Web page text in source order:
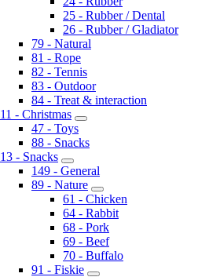
25 - Rubber / Dental
26 - Rubber / Gladiator
79 - Natural
81 - Rope
82 - Tennis
83 - Outdoor
84 - Treat & interaction
11 - Christmas
47 - Toys
88 - Snacks
13 - Snacks
149 - General
89 - Nature
61 - Chicken
64 - Rabbit
68 - Pork
69 - Beef
70 - Buffalo
91 - Fiskie